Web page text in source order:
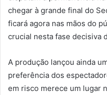
chegar à grande final do
ficará agora nas mãos do
crucial nesta fase decisiva
A produção lançou ainda
preferência dos
em risco merece um lugar